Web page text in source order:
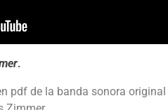
.
pdf de la banda sonora